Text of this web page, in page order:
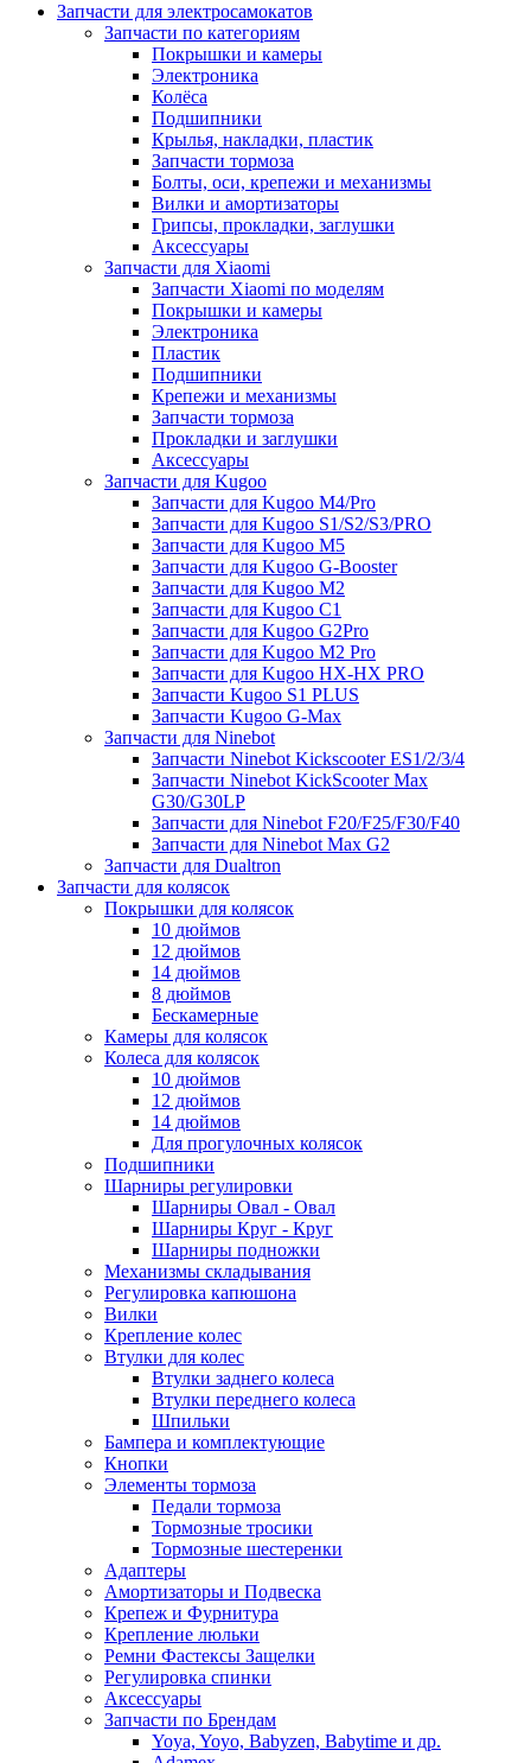
Запчасти для электросамокатов
Запчасти по категориям
Покрышки и камеры
Электроника
Колёса
Подшипники
Крылья, накладки, пластик
Запчасти тормоза
Болты, оси, крепежи и механизмы
Вилки и амортизаторы
Грипсы, прокладки, заглушки
Аксессуары
Запчасти для Xiaomi
Запчасти Xiaomi по моделям
Покрышки и камеры
Электроника
Пластик
Подшипники
Крепежи и механизмы
Запчасти тормоза
Прокладки и заглушки
Аксессуары
Запчасти для Kugoo
Запчасти для Kugoo M4/Pro
Запчасти для Kugoo S1/S2/S3/PRO
Запчасти для Kugoo M5
Запчасти для Kugoo G-Booster
Запчасти для Kugoo M2
Запчасти для Kugoo C1
Запчасти для Kugoo G2Pro
Запчасти для Kugoo M2 Pro
Запчасти для Kugoo HX-HX PRO
Запчасти Kugoo S1 PLUS
Запчасти Kugoo G-Max
Запчасти для Ninebot
Запчасти Ninebot Kickscooter ES1/2/3/4
Запчасти Ninebot KickScooter Max
G30/G30LP
Запчасти для Ninebot F20/F25/F30/F40
Запчасти для Ninebot Max G2
Запчасти для Dualtron
Запчасти для колясок
Покрышки для колясок
10 дюймов
12 дюймов
14 дюймов
8 дюймов
Бескамерные
Камеры для колясок
Колеса для колясок
10 дюймов
12 дюймов
14 дюймов
Для прогулочных колясок
Подшипники
Шарниры регулировки
Шарниры Овал - Овал
Шарниры Круг - Круг
Шарниры подножки
Механизмы складывания
Регулировка капюшона
Вилки
Крепление колес
Втулки для колес
Втулки заднего колеса
Втулки переднего колеса
Шпильки
Бампера и комплектующие
Кнопки
Элементы тормоза
Педали тормоза
Тормозные тросики
Тормозные шестеренки
Адаптеры
Амортизаторы и Подвеска
Крепеж и Фурнитура
Крепление люльки
Ремни Фастексы Защелки
Регулировка спинки
Аксессуары
Запчасти по Брендам
Yoya, Yoyo, Babyzen, Babytime и др.